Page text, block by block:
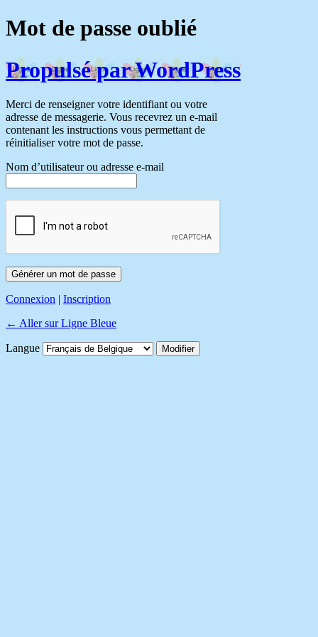
Mot de passe oublié
Propulsé par WordPress
Merci de renseigner votre identifiant ou votre
adresse de messagerie. Vous recevrez un e-mail
contenant les instructions vous permettant de
réinitialiser votre mot de passe.
Nom d’utilisateur ou adresse e-mail
Connexion | Inscription
← Aller sur Ligne Bleue
Langue